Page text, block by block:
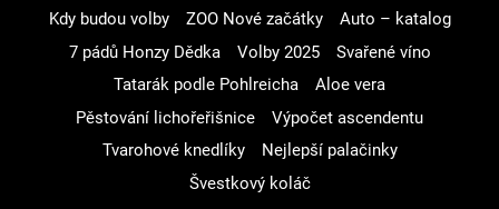
Kdy budou volby
ZOO Nové začátky
Auto – katalog
7 pádů Honzy Dědka
Volby 2025
Svařené víno
Tatarák podle Pohlreicha
Aloe vera
Pěstování lichořeřišnice
Výpočet ascendentu
Tvarohové knedlíky
Nejlepší palačinky
Švestkový koláč